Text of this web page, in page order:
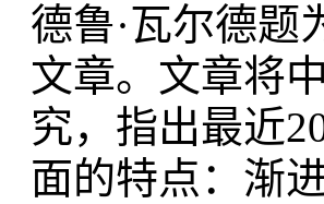
德鲁·瓦尔德题
文章。文章将
究，指出最近
面的特点：渐